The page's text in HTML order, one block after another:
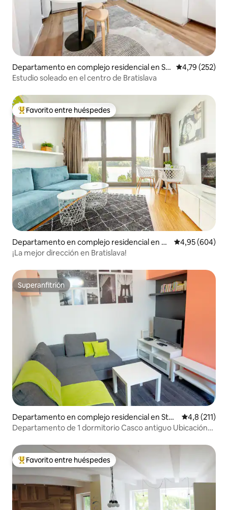
Departamento en complejo residencial en St
aré Mesto
Calificación
4,79 (252)
Estudio soleado en el centro de Bratislava
Favorito entre los huéspedes más destacados
Favorito entre huéspedes
Departamento en complejo residencial en Br
atislava
Calificación
4,95 (604)
¡La mejor dirección en Bratislava!
Superanfitrión
Superanfitrión
Departamento en complejo residencial en Star
é Mesto
Calificación
4,8 (211)
Departamento de 1 dormitorio Casco antiguo Ubicación
Favorito entre los huéspedes más destacados
Favorito entre huéspedes